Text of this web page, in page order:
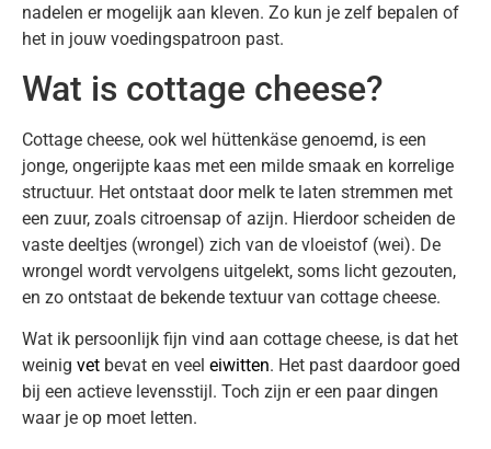
nadelen er mogelijk aan kleven. Zo kun je zelf bepalen of
het in jouw voedingspatroon past.
Wat is cottage cheese?
Cottage cheese, ook wel hüttenkäse genoemd, is een
jonge, ongerijpte kaas met een milde smaak en korrelige
structuur. Het ontstaat door melk te laten stremmen met
een zuur, zoals citroensap of azijn. Hierdoor scheiden de
vaste deeltjes (wrongel) zich van de vloeistof (wei). De
wrongel wordt vervolgens uitgelekt, soms licht gezouten,
en zo ontstaat de bekende textuur van cottage cheese.
Wat ik persoonlijk fijn vind aan cottage cheese, is dat het
weinig vet bevat en veel eiwitten. Het past daardoor goed
bij een actieve levensstijl. Toch zijn er een paar dingen
waar je op moet letten.